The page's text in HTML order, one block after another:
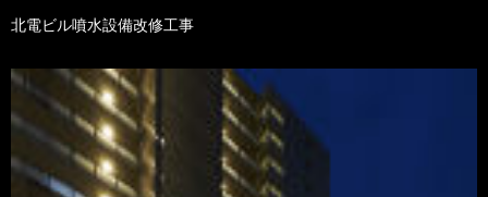
北電ビル噴水設備改修工事